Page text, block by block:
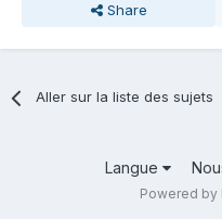
Share
Aller sur la liste des sujets
Langue
Powered by